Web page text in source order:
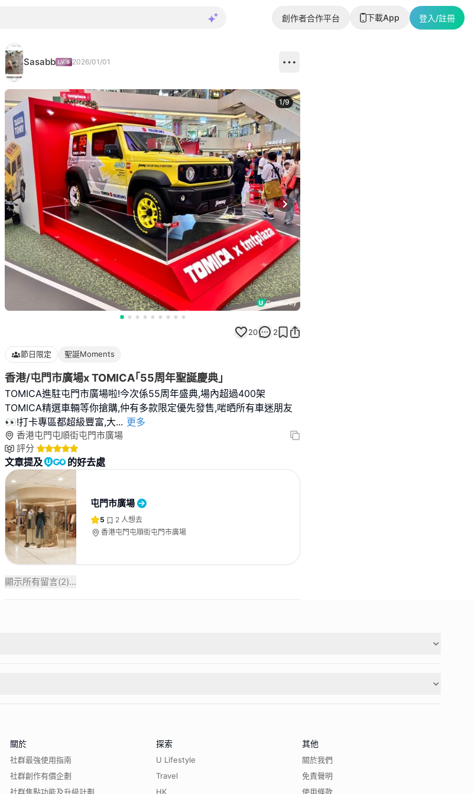
創作者合作平台 下載App 登入/註冊
Sasabb 2026/01/01
Next slide
1/9
20 2
節日限定 聖誕Moments
香港/屯門市廣場x TOMICA｢55周年聖誕慶典」
TOMICA進駐屯門市廣場啦!今次係55周年盛典,場內超過400架
TOMICA精選車輛等你搶購,仲有多款限定優先發售,啱晒所有車迷朋友
👀!打卡專區都超級豐富,大... 更多
香港屯門屯順街屯門市廣場
評分
文章提及 的好去處
屯門市廣場
5 2 人想去
香港屯門屯順街屯門市廣場
顯示所有留言(2)...
關於
社群最強使用指南
社群創作有價企劃
社群焦點功能及升級計劃
探索
U Lifestyle
Travel
HK
其他
關於我們
免責聲明
使用條款